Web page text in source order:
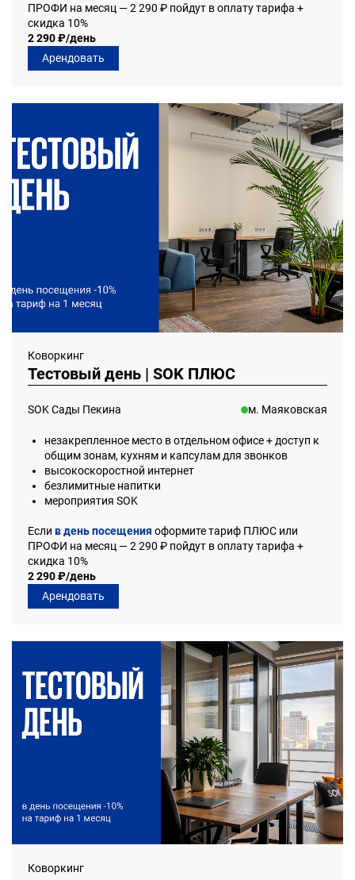
ПРОФИ на месяц — 2 290 ₽ пойдут в оплату тарифа +
скидка 10%
2 290 ₽/день
Арендовать
Коворкинг
Тестовый день | SOK ПЛЮС
SOK Сады Пекина м. Маяковская
незакрепленное место в отдельном офисе + доступ к
общим зонам, кухням и капсулам для звонков
высокоскоростной интернет
безлимитные напитки
мероприятия SOK
Если в день посещения оформите тариф ПЛЮС или
ПРОФИ на месяц — 2 290 ₽ пойдут в оплату тарифа +
скидка 10%
2 290 ₽/день
Арендовать
Коворкинг